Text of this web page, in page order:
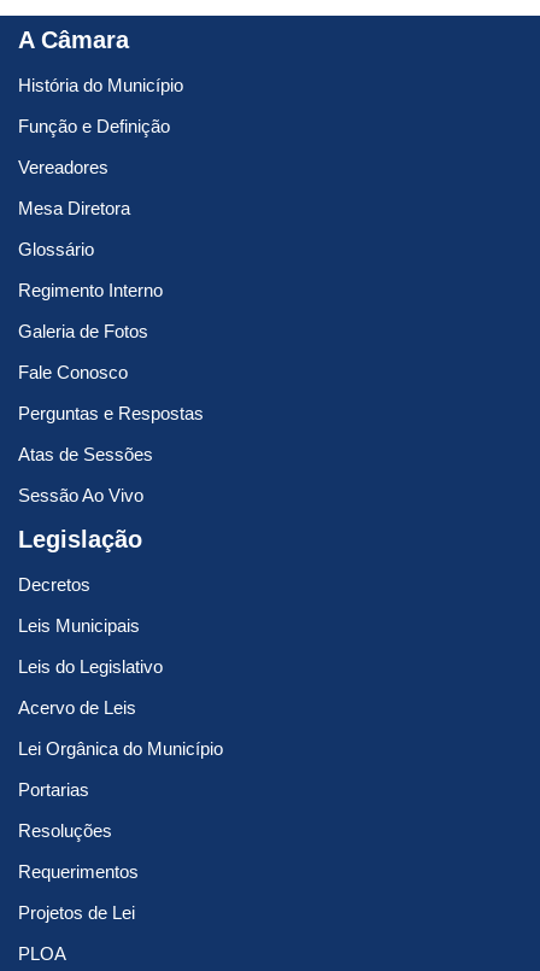
A Câmara
História do Município
Função e Definição
Vereadores
Mesa Diretora
Glossário
Regimento Interno
Galeria de Fotos
Fale Conosco
Perguntas e Respostas
Atas de Sessões
Sessão Ao Vivo
Legislação
Decretos
Leis Municipais
Leis do Legislativo
Acervo de Leis
Lei Orgânica do Município
Portarias
Resoluções
Requerimentos
Projetos de Lei
PLOA